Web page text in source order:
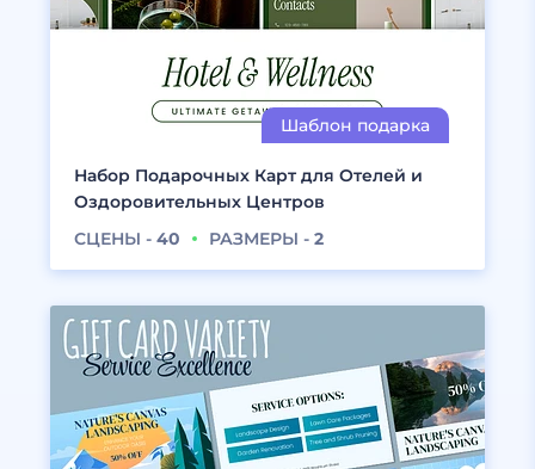
Набор Подарочных Карт для Отелей и
Оздоровительных Центров
СЦЕНЫ - 40 РАЗМЕРЫ - 2